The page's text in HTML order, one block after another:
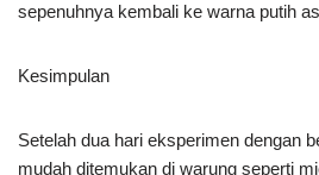
sepenuhnya kembali ke warna putih
Kesimpulan
Setelah dua hari eksperimen dengan
mudah ditemukan di warung seperti